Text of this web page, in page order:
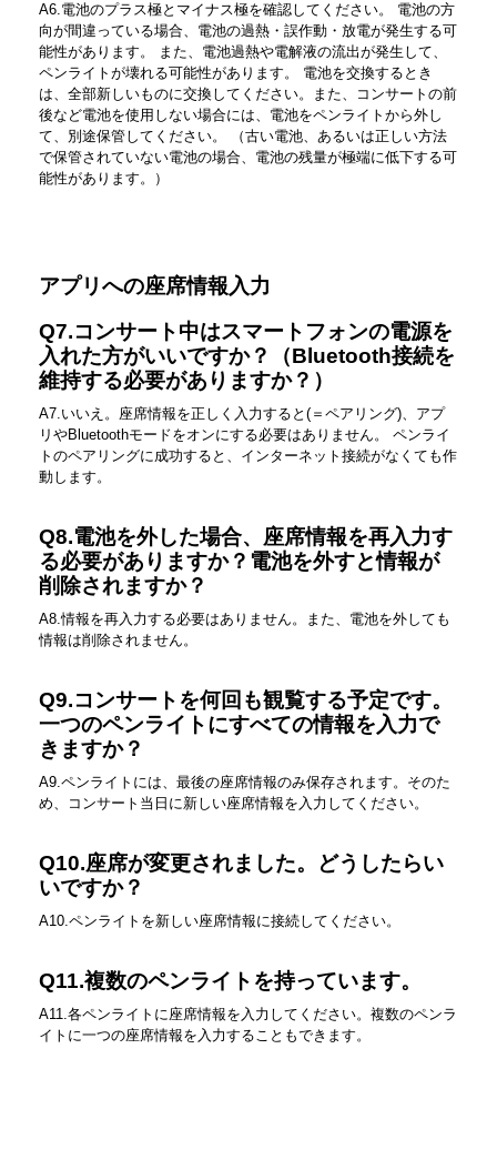
A6.電池のプラス極とマイナス極を確認してください。 電池の方
向が間違っている場合、電池の過熱・誤作動・放電が発生する可
能性があります。 また、電池過熱や電解液の流出が発生して、
ペンライトが壊れる可能性があります。 電池を交換するとき
は、全部新しいものに交換してください。また、コンサートの前
後など電池を使用しない場合には、電池をペンライトから外し
て、別途保管してください。 （古い電池、あるいは正しい方法
で保管されていない電池の場合、電池の残量が極端に低下する可
能性があります。）
アプリへの座席情報入力
Q7.コンサート中はスマートフォンの電源を
入れた方がいいですか？（Bluetooth接続を
維持する必要がありますか？）
A7.いいえ。座席情報を正しく入力すると(＝ペアリング)、アプ
リやBluetoothモードをオンにする必要はありません。 ペンライ
トのペアリングに成功すると、インターネット接続がなくても作
動します。
Q8.電池を外した場合、座席情報を再入力す
る必要がありますか？電池を外すと情報が
削除されますか？
A8.情報を再入力する必要はありません。また、電池を外しても
情報は削除されません。
Q9.コンサートを何回も観覧する予定です。
一つのペンライトにすべての情報を入力で
きますか？
A9.ペンライトには、最後の座席情報のみ保存されます。そのた
め、コンサート当日に新しい座席情報を入力してください。
Q10.座席が変更されました。どうしたらい
いですか？
A10.ペンライトを新しい座席情報に接続してください。
Q11.複数のペンライトを持っています。
A11.各ペンライトに座席情報を入力してください。複数のペンラ
イトに一つの座席情報を入力することもできます。